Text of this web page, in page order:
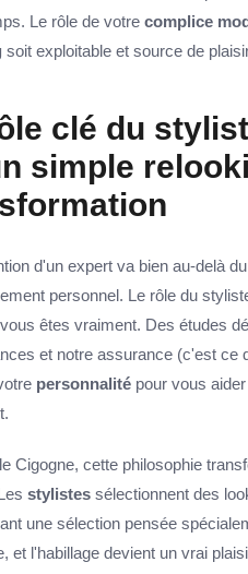
Le rôle de votre complice
soit exploitable et source de
clé du
simple
d'un expert va bien au-delà
personnel. Le rôle du
êtes vraiment. Des études
et notre assurance (c'est ce
personnalité pour vous
Cigogne, cette philosophie
stylistes sélectionnent des
une sélection pensée
et l'habillage devient un vrai